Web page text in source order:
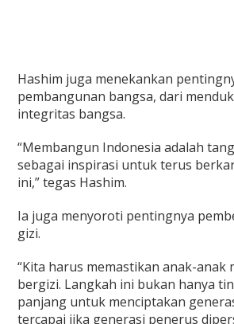
Hashim juga menekankan
pembangunan bangsa, dari
integritas bangsa.
“Membangun Indonesia adalah
sebagai inspirasi untuk terus
ini,” tegas Hashim.
Ia juga menyoroti pentingnya
gizi.
“Kita harus memastikan anak-anak
bergizi. Langkah ini bukan hanya
panjang untuk menciptakan
tercapai jika generasi penerus